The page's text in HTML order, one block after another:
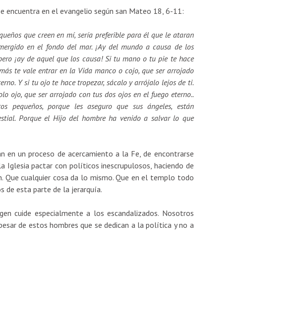
encuentra en el evangelio según san Mateo 18, 6-11:
que creen en mí, sería preferible para él que le ataran
en el fondo del mar. ¡Ay del mundo a causa de los
¡ay de aquel que los causa! Si tu mano o tu pie te hace
te vale entrar en la Vida manco o cojo, que ser arrojado
Y si tu ojo te hace tropezar, sácalo y arrójalo lejos de ti.
ojo, que ser arrojado con tus dos ojos en el fuego eterno..
pequeños, porque les aseguro que sus ángeles, están
Porque el Hijo del hombre ha venido a salvar lo que
en un proceso de acercamiento a la Fe, de encontrarse
Iglesia pactar con políticos inescrupulosos, haciendo de
Que cualquier cosa da lo mismo. Que en el templo todo
de esta parte de la jerarquía.
cuide especialmente a los escandalizados. Nosotros
de estos hombres que se dedican a la política y no a